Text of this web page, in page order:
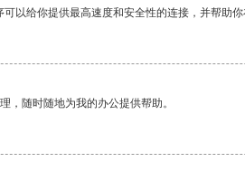
以给你提供最高速度和安全性的连接，并帮助你
，随时随地为我的办公提供帮助。